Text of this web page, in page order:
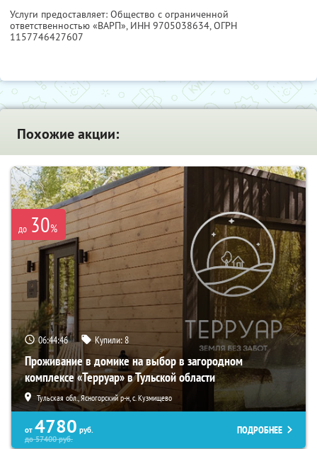
Услуги предоставляет: Общество с ограниченной
ответственностью «ВАРП», ИНН 9705038634, ОГРН
1157746427607
Похожие акции:
до 30%
06:44:45 Купили:8
Проживание в домике на выбор в загородном
комплексе «Терруар» в Тульской области
Тульская обл., Ясногорский р-н, с. Кузмищево
от 4780 руб.
до57400руб.
ПОДРОБНЕЕ